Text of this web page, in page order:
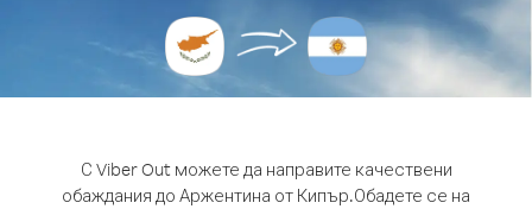
С Viber Out можете да направите качествени
обаждания до Аржентина от Кипър.Обадете се на